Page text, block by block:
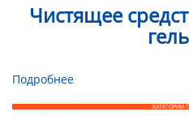
Чистящее
Подробнее
КАТЕГОРИИ